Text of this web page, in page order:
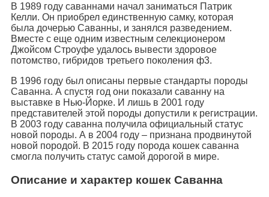
В 1989 году саваннами начал заниматься Патрик
Келли. Он приобрел единственную самку, которая
была дочерью Саванны, и занялся разведением.
Вместе с еще одним известным селекционером
Джойсом Строуфе удалось вывести здоровое
потомство, гибридов третьего поколения ф3.
В 1996 году был описаны первые стандарты породы
Саванна. А спустя год они показали саванну на
выставке в Нью-Йорке. И лишь в 2001 году
представителей этой породы допустили к регистрации.
В 2003 году саванна получила официальный статус
новой породы. А в 2004 году – признана продвинутой
новой породой. В 2015 году порода кошек саванна
смогла получить статус самой дорогой в мире.
Описание и характер кошек Саванна